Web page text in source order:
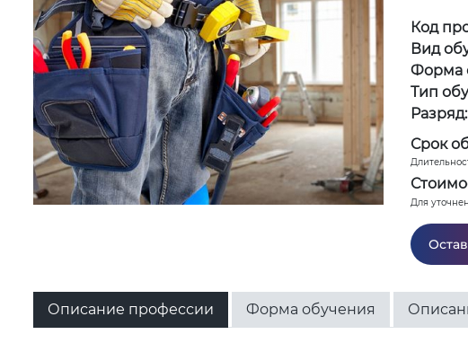
Код
Вид
Форма
Тип
Разряд:
Срок
Для
Описание профессии Форма обучения